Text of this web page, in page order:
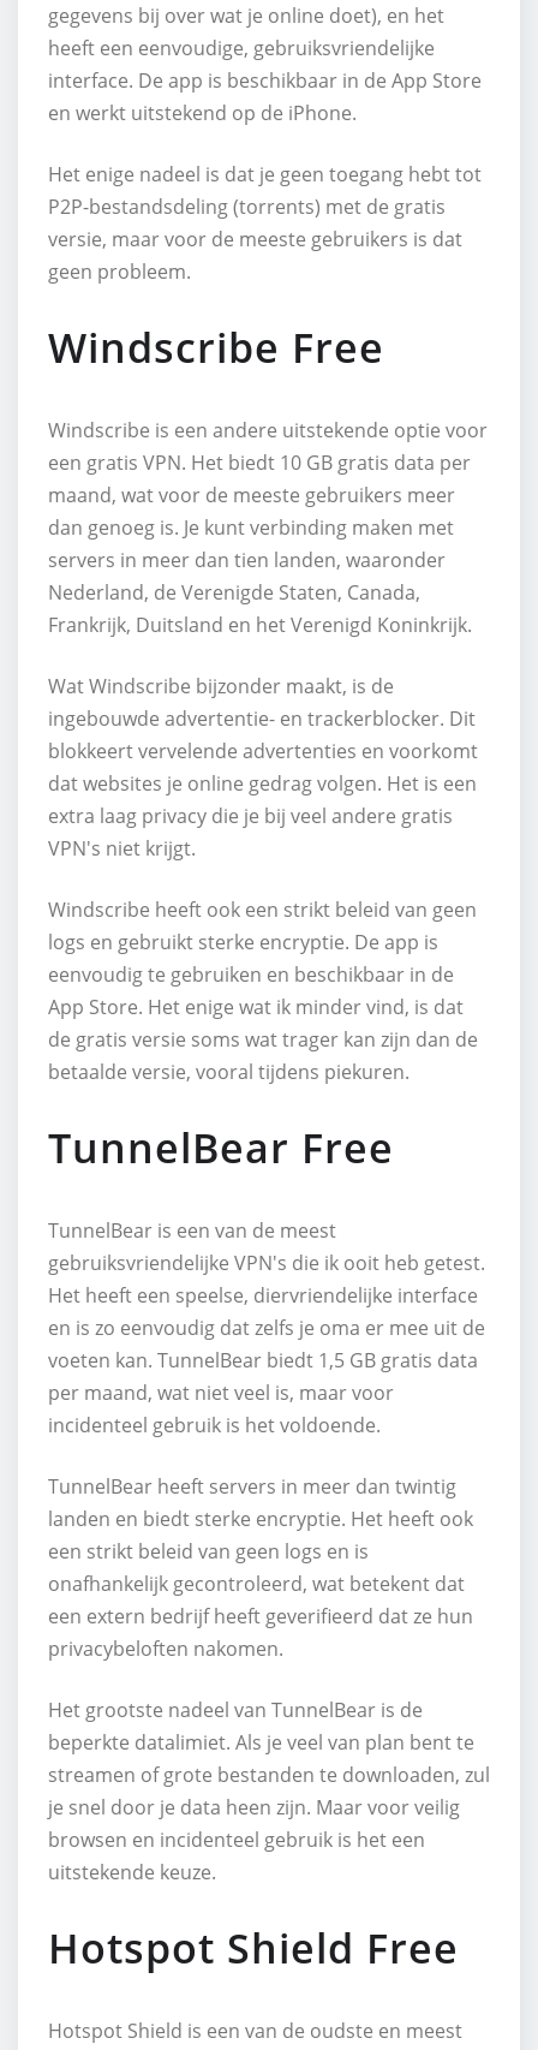
gegevens bij over wat je online doet), en het
heeft een eenvoudige, gebruiksvriendelijke
interface. De app is beschikbaar in de App Store
en werkt uitstekend op de iPhone.
Het enige nadeel is dat je geen toegang hebt tot
P2P-bestandsdeling (torrents) met de gratis
versie, maar voor de meeste gebruikers is dat
geen probleem.
Windscribe Free
Windscribe is een andere uitstekende optie voor
een gratis VPN. Het biedt 10 GB gratis data per
maand, wat voor de meeste gebruikers meer
dan genoeg is. Je kunt verbinding maken met
servers in meer dan tien landen, waaronder
Nederland, de Verenigde Staten, Canada,
Frankrijk, Duitsland en het Verenigd Koninkrijk.
Wat Windscribe bijzonder maakt, is de
ingebouwde advertentie- en trackerblocker. Dit
blokkeert vervelende advertenties en voorkomt
dat websites je online gedrag volgen. Het is een
extra laag privacy die je bij veel andere gratis
VPN's niet krijgt.
Windscribe heeft ook een strikt beleid van geen
logs en gebruikt sterke encryptie. De app is
eenvoudig te gebruiken en beschikbaar in de
App Store. Het enige wat ik minder vind, is dat
de gratis versie soms wat trager kan zijn dan de
betaalde versie, vooral tijdens piekuren.
TunnelBear Free
TunnelBear is een van de meest
gebruiksvriendelijke VPN's die ik ooit heb getest.
Het heeft een speelse, diervriendelijke interface
en is zo eenvoudig dat zelfs je oma er mee uit de
voeten kan. TunnelBear biedt 1,5 GB gratis data
per maand, wat niet veel is, maar voor
incidenteel gebruik is het voldoende.
TunnelBear heeft servers in meer dan twintig
landen en biedt sterke encryptie. Het heeft ook
een strikt beleid van geen logs en is
onafhankelijk gecontroleerd, wat betekent dat
een extern bedrijf heeft geverifieerd dat ze hun
privacybeloften nakomen.
Het grootste nadeel van TunnelBear is de
beperkte datalimiet. Als je veel van plan bent te
streamen of grote bestanden te downloaden, zul
je snel door je data heen zijn. Maar voor veilig
browsen en incidenteel gebruik is het een
uitstekende keuze.
Hotspot Shield Free
Hotspot Shield is een van de oudste en meest